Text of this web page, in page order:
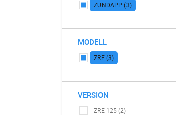
ZUNDAPP (3)
MODELL
ZRE (3)
VERSION
ZRE 125 (2)